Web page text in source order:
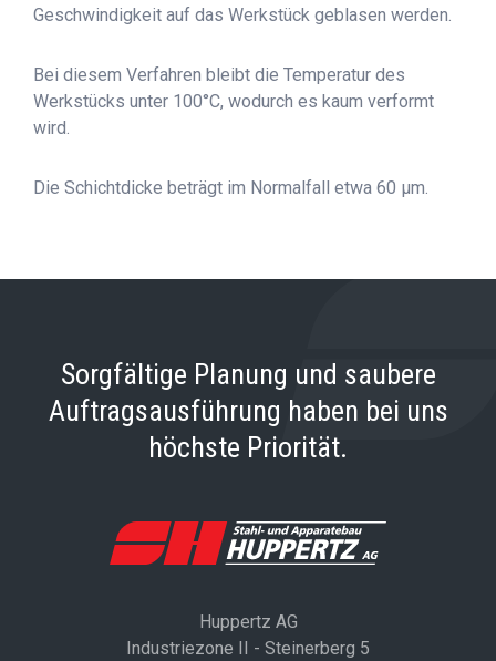
Geschwindigkeit auf das Werkstück geblasen werden.
Bei diesem Verfahren bleibt die Temperatur des
Werkstücks unter 100°C, wodurch es kaum verformt
wird.
Die Schichtdicke beträgt im Normalfall etwa 60 μm.
Sorgfältige Planung und saubere
Auftragsausführung haben bei uns
höchste Priorität.
Huppertz AG
Industriezone II - Steinerberg 5